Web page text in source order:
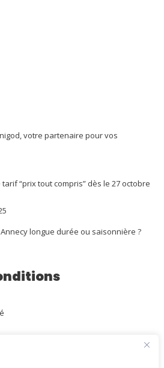
votre partenaire pour vos
“prix tout compris” dès le 27 octobre
longue durée ou saisonnière ?
financière Gestion / Transaction
Transaction